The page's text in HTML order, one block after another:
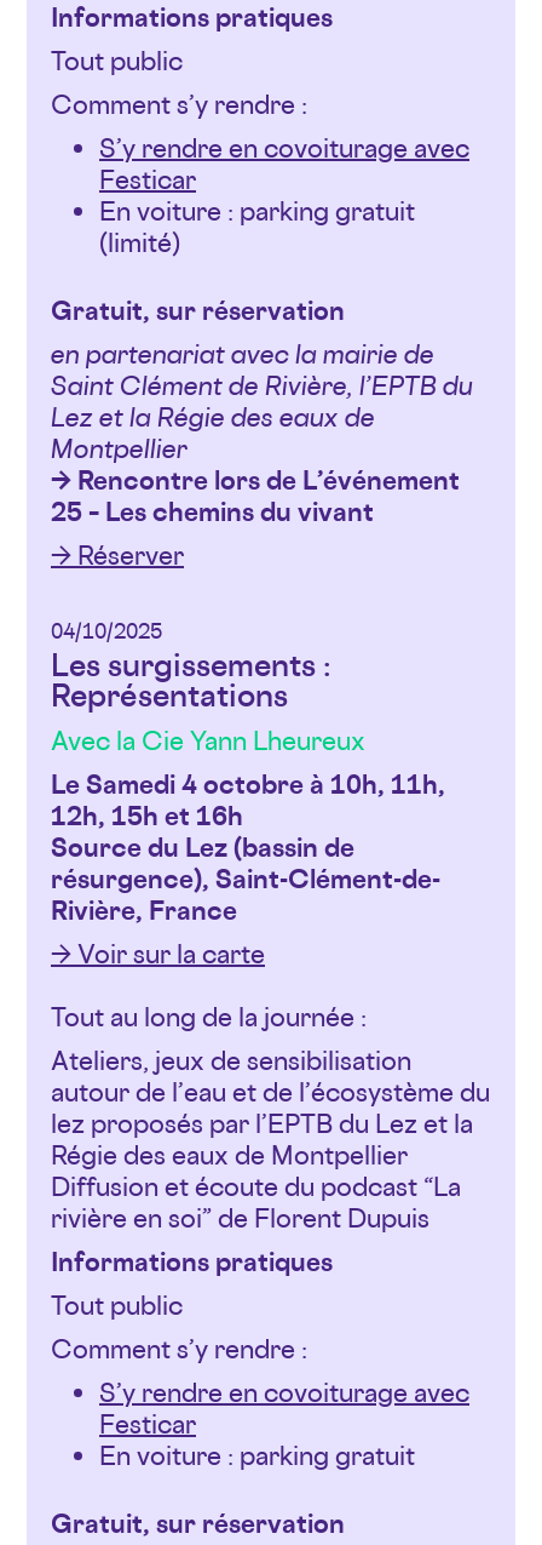
Informations pratiques
Tout public
Comment s’y rendre :
S’y rendre en covoiturage avec
Festicar
En voiture : parking gratuit
(limité)
Gratuit, sur réservation
en partenariat avec la mairie de
Saint Clément de Rivière, l’EPTB du
Lez et la Régie des eaux de
Montpellier
→ Rencontre lors de L’événement
25 – Les chemins du vivant
→ Réserver
04/10/2025
Les surgissements :
Représentations
Avec la Cie Yann Lheureux
Le Samedi 4 octobre à 10h, 11h,
12h, 15h et 16h
Source du Lez (bassin de
résurgence), Saint-Clément-de-
Rivière, France
→ Voir sur la carte
Tout au long de la journée :
Ateliers, jeux de sensibilisation
autour de l’eau et de l’écosystème du
lez proposés par l’EPTB du Lez et la
Régie des eaux de Montpellier
Diffusion et écoute du podcast “La
rivière en soi” de Florent Dupuis
Informations pratiques
Tout public
Comment s’y rendre :
S’y rendre en covoiturage avec
Festicar
En voiture : parking gratuit
Gratuit, sur réservation